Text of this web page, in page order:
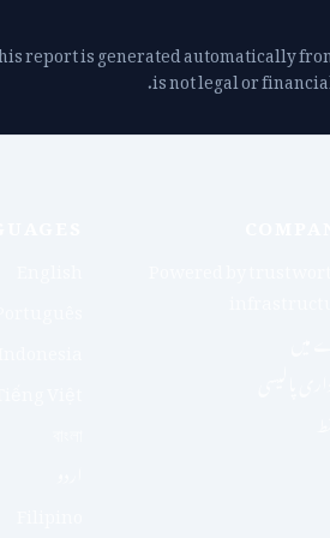
report is generated automatically
is not legal or